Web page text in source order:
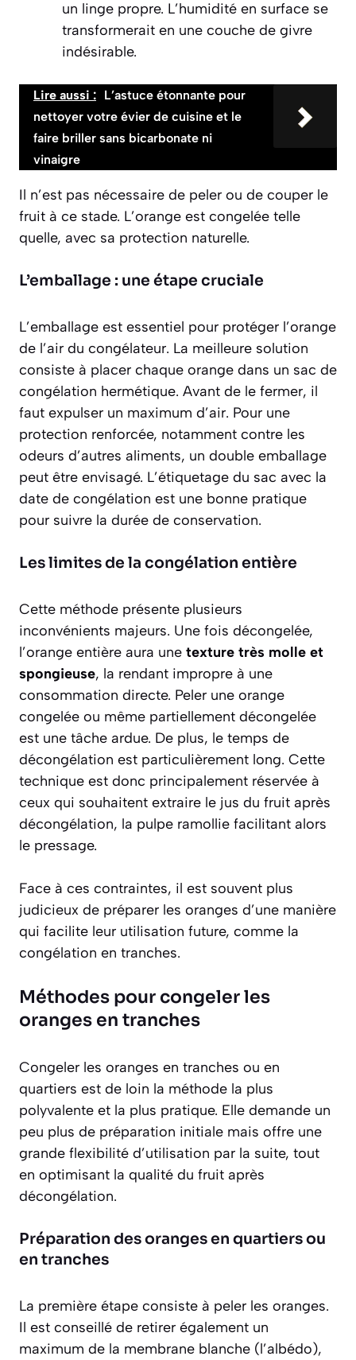
un linge propre. L’humidité en surface se
transformerait en une couche de givre
indésirable.
Lire aussi : L’astuce étonnante pour
nettoyer votre évier de cuisine et le
faire briller sans bicarbonate ni
vinaigre
Il n’est pas nécessaire de peler ou de couper le
fruit à ce stade. L’orange est congelée telle
quelle, avec sa protection naturelle.
L’emballage : une étape cruciale
L’emballage est essentiel pour protéger l’orange
de l’air du congélateur. La meilleure solution
consiste à placer chaque orange dans un sac de
congélation hermétique. Avant de le fermer, il
faut expulser un maximum d’air. Pour une
protection renforcée, notamment contre les
odeurs d’autres aliments, un double emballage
peut être envisagé. L’étiquetage du sac avec la
date de congélation est une bonne pratique
pour suivre la durée de conservation.
Les limites de la congélation entière
Cette méthode présente plusieurs
inconvénients majeurs. Une fois décongelée,
l’orange entière aura une texture très molle et
spongieuse, la rendant impropre à une
consommation directe. Peler une orange
congelée ou même partiellement décongelée
est une tâche ardue. De plus, le temps de
décongélation est particulièrement long. Cette
technique est donc principalement réservée à
ceux qui souhaitent extraire le jus du fruit après
décongélation, la pulpe ramollie facilitant alors
le pressage.
Face à ces contraintes, il est souvent plus
judicieux de préparer les oranges d’une manière
qui facilite leur utilisation future, comme la
congélation en tranches.
Méthodes pour congeler les
oranges en tranches
Congeler les oranges en tranches ou en
quartiers est de loin la méthode la plus
polyvalente et la plus pratique. Elle demande un
peu plus de préparation initiale mais offre une
grande flexibilité d’utilisation par la suite, tout
en optimisant la qualité du fruit après
décongélation.
Préparation des oranges en quartiers ou
en tranches
La première étape consiste à peler les oranges.
Il est conseillé de retirer également un
maximum de la membrane blanche (l’albédo),